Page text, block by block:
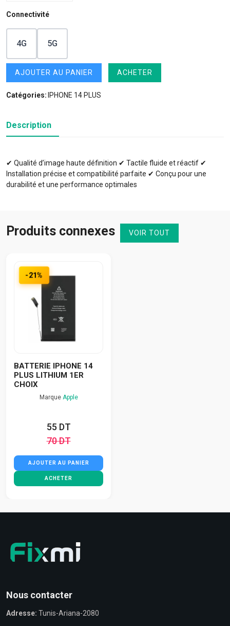
Connectivité
4G 5G
AJOUTER AU PANIER ACHETER
Catégories: IPHONE 14 PLUS
Description
✔ Qualité d’image haute définition ✔ Tactile fluide et réactif ✔
Installation précise et compatibilité parfaite ✔ Conçu pour une
durabilité et une performance optimales
Produits connexes VOIR TOUT
-21%
BATTERIE IPHONE 14
PLUS LITHIUM 1ER
CHOIX
Marque Apple
55 DT
70 DT
AJOUTER AU PANIER
ACHETER
Nous contacter
Adresse: Tunis-Ariana-2080